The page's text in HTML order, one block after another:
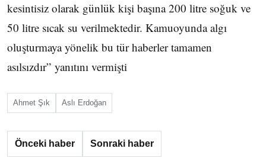
kesintisiz olarak günlük kişi başına 200 litre soğuk ve
50 litre sıcak su verilmektedir. Kamuoyunda algı
oluşturmaya yönelik bu tür haberler tamamen
asılsızdır” yanıtını vermişti
Ahmet Şık Aslı Erdoğan
Önceki haber Sonraki haber